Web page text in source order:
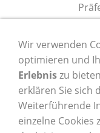
Wir verwenden
optimieren und
Erlebniszu
erklären Sie sich
Weiterführende
einzelne Cookies